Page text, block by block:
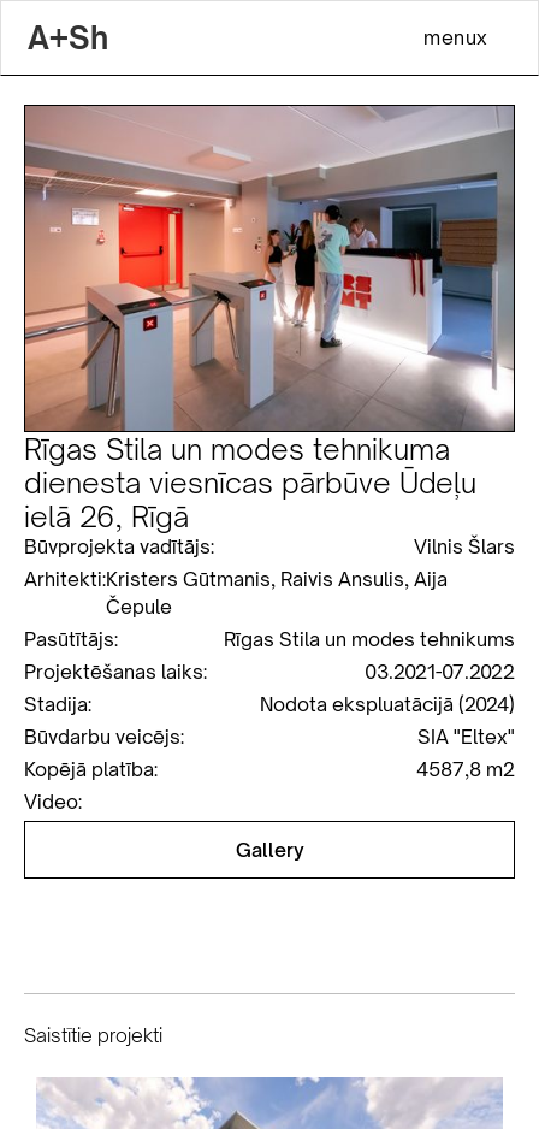
A+Sh menux
Rīgas Stila un modes tehnikuma
dienesta viesnīcas pārbūve Ūdeļu
ielā 26, Rīgā
Būvprojekta vadītājs:
Vilnis Šlars
Arhitekti:Kristers Gūtmanis, Raivis Ansulis, Aija
Čepule
Pasūtītājs:
Rīgas Stila un modes tehnikums
Projektēšanas laiks:
03.2021-07.2022
Stadija:
Nodota ekspluatācijā (2024)
Būvdarbu veicējs:
SIA "Eltex"
Kopējā platība:
4587,8 m2
Video:
Gallery
Saistītie projekti